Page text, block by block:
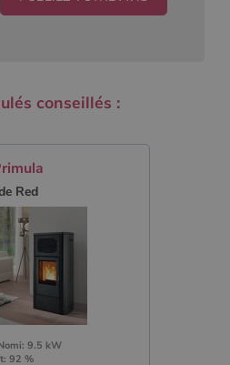
conseillés :
Red
9.5 kW
92 %